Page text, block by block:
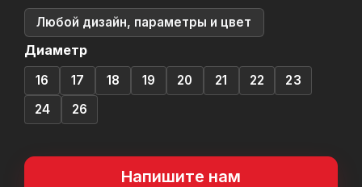
Любой дизайн, параметры и цвет
Диаметр
16 17 18 19 20 21 22
23
24
26
Напишите нам